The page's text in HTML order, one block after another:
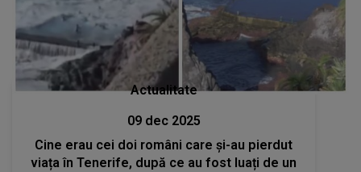
Actualitate
09 dec 2025
Cine erau cei doi români care și-au pierdut
viața în Tenerife, după ce au fost luați de un